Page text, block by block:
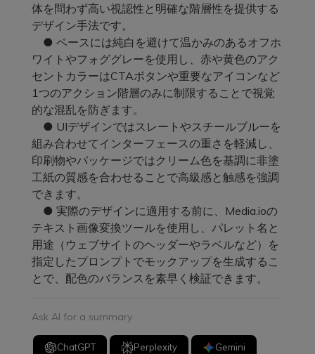
体を問わず高い視認性と明確な階層性を提供する
デザイン手法です。
● ベースには純白を避けて温かみのあるオフホ
ワイトやフォググレーを使用し、赤や黄色のアク
セントカラーはCTAボタンや重要なアイコンなど
1つのアクション階層のみに制限することで視覚
的な混乱を防ぎます。
● UIデザインではスレートやスチールブルーを
組み合わせてインターフェースの重さを軽減し、
印刷物やパッケージではクリーム色を基調に非塗
工紙の質感を合わせることで高級感と触感を強調
できます。
● 実際のデザインに適用する前に、Media.ioの
テキスト画像変換ツールを使用し、パレット名と
用途（ウェブサイトのヘッダーやラベルなど）を
指定したプロンプトでモックアップを生成するこ
とで、配色のバランスを素早く検証できます。
Ask AI for a summary
ChatGPT Perplexity Gemini